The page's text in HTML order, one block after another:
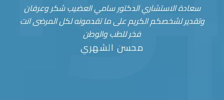
سعادة الاستشاري الدكتور سامي العضيب شكر وعرفان
وتقدير لشخصكم الكريم على ما تقدمونه لكل المرضى انت
فخر للطب والوطن
محسن الشهري